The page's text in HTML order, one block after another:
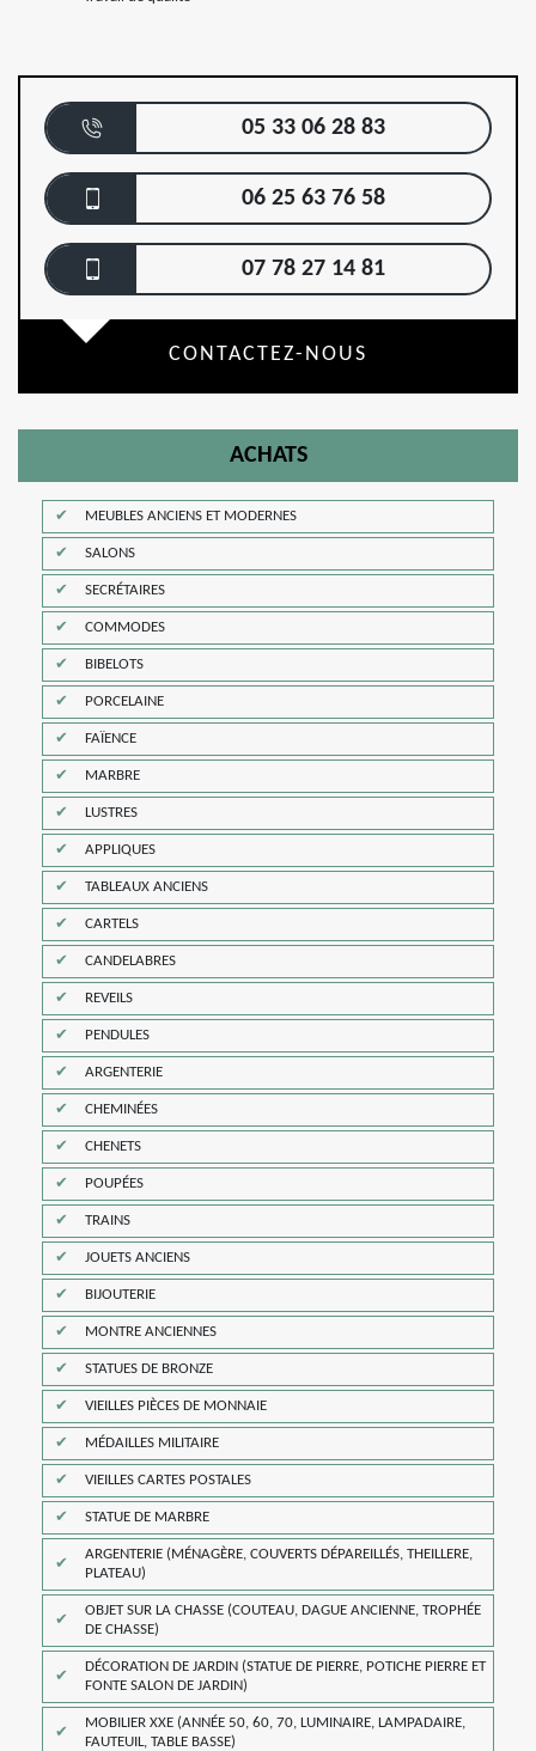
05 33 06 28 83
06 25 63 76 58
07 78 27 14 81
CONTACTEZ-NOUS
ACHATS
MEUBLES ANCIENS ET MODERNES
SALONS
SECRÉTAIRES
COMMODES
BIBELOTS
PORCELAINE
FAÏENCE
MARBRE
LUSTRES
APPLIQUES
TABLEAUX ANCIENS
CARTELS
CANDELABRES
REVEILS
PENDULES
ARGENTERIE
CHEMINÉES
CHENETS
POUPÉES
TRAINS
JOUETS ANCIENS
BIJOUTERIE
MONTRE ANCIENNES
STATUES DE BRONZE
VIEILLES PIÈCES DE MONNAIE
MÉDAILLES MILITAIRE
VIEILLES CARTES POSTALES
STATUE DE MARBRE
ARGENTERIE (MÉNAGÈRE, COUVERTS DÉPAREILLÉS, THEILLERE,
PLATEAU)
OBJET SUR LA CHASSE (COUTEAU, DAGUE ANCIENNE, TROPHÉE
DE CHASSE)
DÉCORATION DE JARDIN (STATUE DE PIERRE, POTICHE PIERRE ET
FONTE SALON DE JARDIN)
MOBILIER XXE (ANNÉE 50, 60, 70, LUMINAIRE, LAMPADAIRE,
FAUTEUIL, TABLE BASSE)